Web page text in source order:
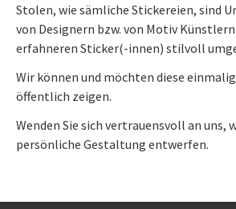
Stolen, wie sämliche Stickereien, sind
von Designern bzw. von Motiv
erfahneren Sticker(-innen) stilvoll
Wir können und möchten diese
öffentlich zeigen.
Wenden Sie sich vertrauensvoll an uns,
persönliche Gestaltung entwerfen.